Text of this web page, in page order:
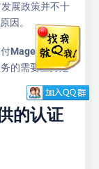
展政策并不十
因。
Magento的挑
的需要量身定
的认证